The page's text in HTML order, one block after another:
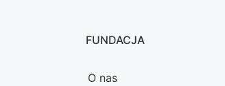
FUNDACJA
O nas